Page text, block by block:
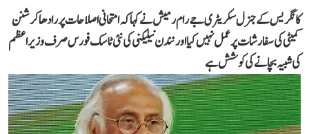
کانگریس کے جنرل سکریٹری جے رام رمیش نے کہا کہ امتحانی اصلاحات پر رادھاکرشنن
کمیٹی کی سفارشات پر عمل نہیں کیا اور نندن نیلیکنی کی نئی ٹاسک فورس صرف وزیر اعظم
کی شبیہ بچانے کی کوشش ہے